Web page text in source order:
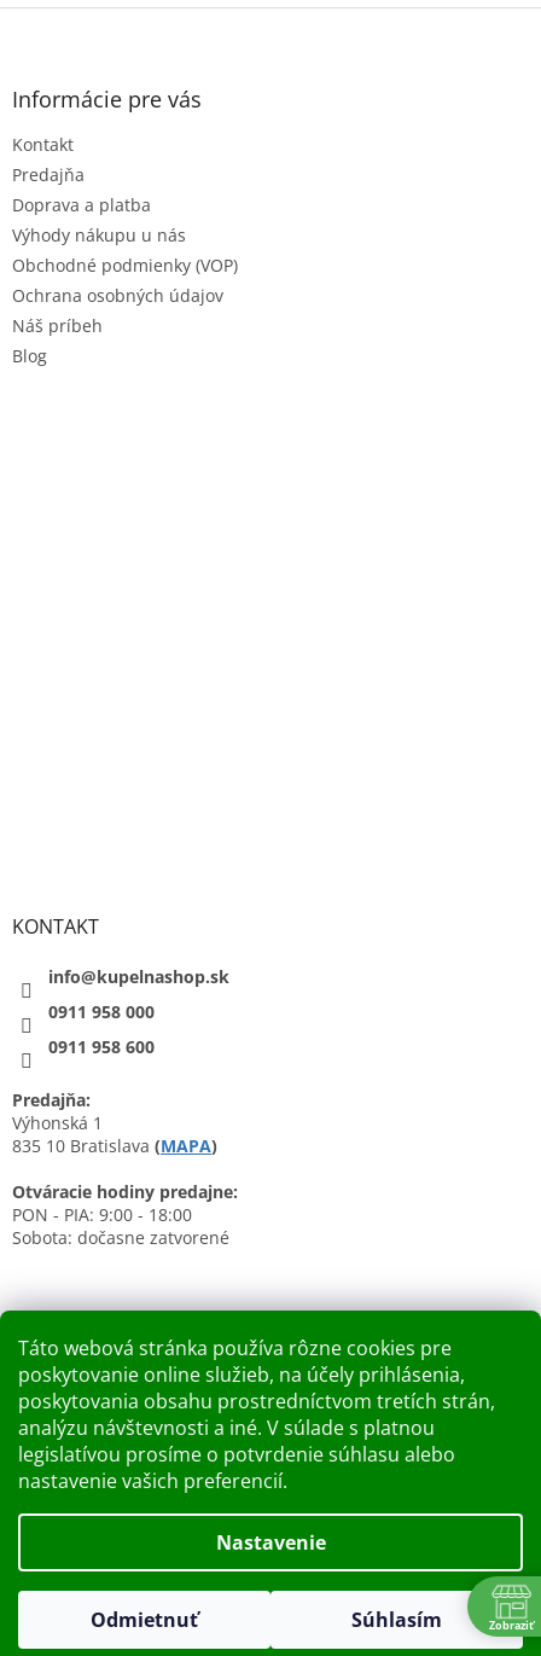
Táto webová stránka používa rôzne cookies pre
poskytovanie online služieb, na účely prihlásenia,
poskytovania obsahu prostredníctvom tretích strán,
analýzu návštevnosti a iné. V súlade s platnou
legislatívou prosíme o potvrdenie súhlasu alebo
nastavenie vašich preferencií.
Nastavenie
Odmietnuť Súhlasím
Dobry deň Chceme Vás informovať, že predajňa bude zatvorená
v piatok 7.8.2026. Ďakujeme za pochopenie S pozdravom
k
Z
Informácie pre vás
Kontakt
Predajňa
Doprava a platba
Výhody nákupu u nás
Obchodné podmienky (VOP)
Ochrana osobných údajov
Náš príbeh
Blog
KONTAKT
info@kupelnashop.sk
0911 958 000
0911 958 600
Predajňa:
Výhonská 1
835 10 Bratislava (MAPA)
Otváracie hodiny predajne:
PON - PIA: 9:00 - 18:00
Sobota: dočasne zatvorené
Nákupný košík
0KS / 0 €
Copyright 2026Kupelnashop.sk. Všetky práva vyhradené.
Upraviť nastavenie cookies
Zobraziť